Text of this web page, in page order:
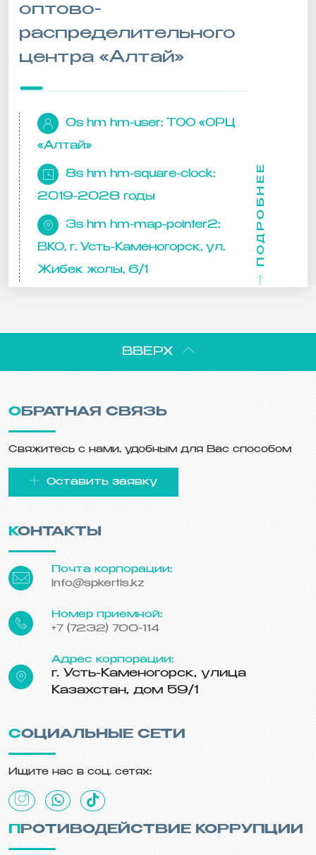
оптово-
распределительного
центра «Алтай»
0s hm hm-user: ТОО «ОРЦ
«Алтай»
8s hm hm-square-clock:
2019-2028 годы
3s hm hm-map-pointer2:
ВКО, г. Усть-Каменогорск, ул.
Жибек жолы, 6/1 ПОДРОБНЕЕ
ВВЕРХ
ОБРАТНАЯ СВЯЗЬ
Свяжитесь с нами, удобным для Вас способом
Оставить заявку
КОНТАКТЫ
Почта корпорации:
info@spkertis.kz
Номер приемной:
+7 (7232) 700-114
Адрес корпорации:
г. Усть-Каменогорск, улица
Казахстан, дом 59/1
СОЦИАЛЬНЫЕ СЕТИ
Ищите нас в соц. сетях:
ПРОТИВОДЕЙСТВИЕ КОРРУПЦИИ